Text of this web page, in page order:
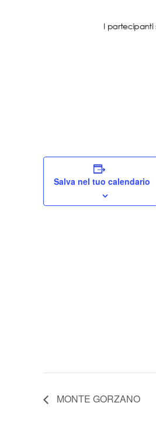
Salva nel tuo calendario
MONTE GORZANO